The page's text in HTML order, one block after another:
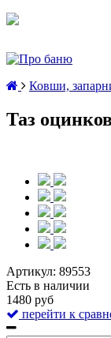
Ковши,
Таз
Артикул: 89553
Есть в наличии
1480 руб
перейти к